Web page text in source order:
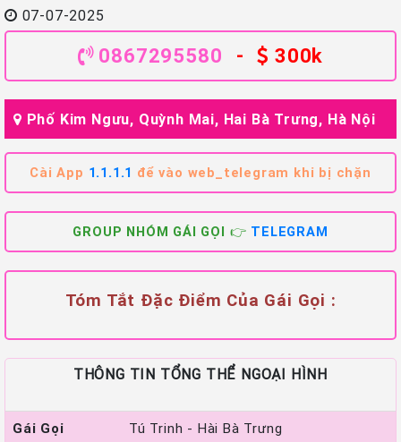
07-07-2025
0867295580 - 300k
Phố Kim Ngưu, Quỳnh Mai, Hai Bà Trưng, Hà Nội
Cài App 1.1.1.1 để vào web_telegram khi bị chặn
GROUP NHÓM GÁI GỌI 👉 TELEGRAM
Tóm Tắt Đặc Điểm Của Gái Gọi :
THÔNG TIN TỔNG THỂ NGOẠI HÌNH
Gái Gọi
Tú Trinh - Hài Bà Trưng